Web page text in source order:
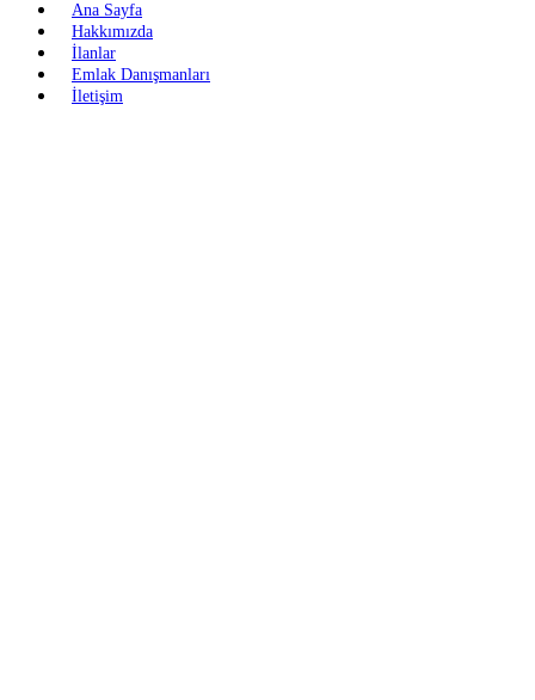
Ana Sayfa
Hakkımızda
İlanlar
Emlak Danışmanları
İletişim